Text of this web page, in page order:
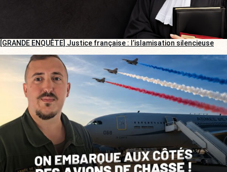
[GRANDE ENQUÊTE] Justice française : l’islamisation silencieuse